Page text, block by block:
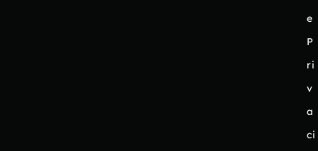
e
P
ri
v
a
ci